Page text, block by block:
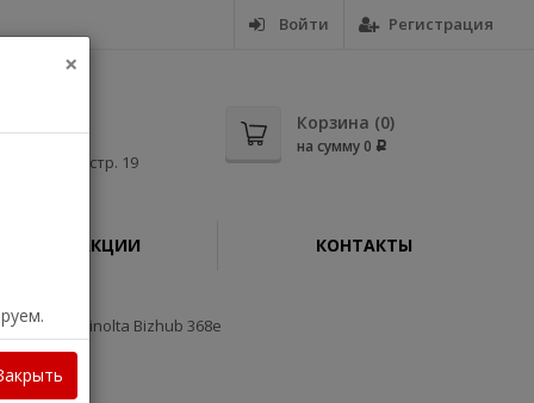
Войти Регистрация
д. 11, стр. 19
Корзина (0)
на сумму0 Р
АКЦИИ КОНТАКТЫ
Konica Minolta Bizhub 368e
×